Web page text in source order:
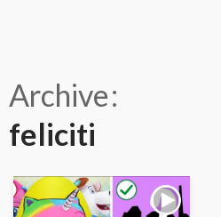
Archive
feliciti